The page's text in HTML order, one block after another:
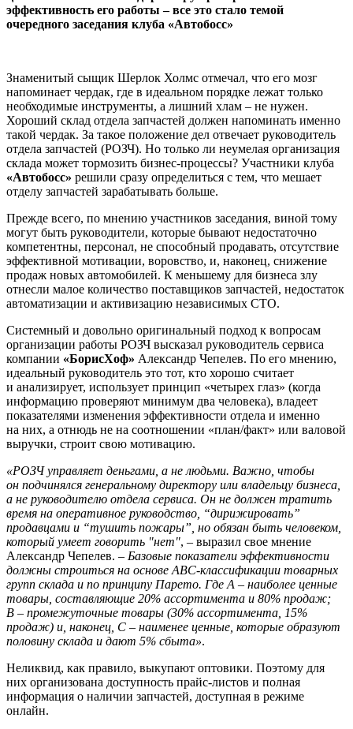
эффективность его работы – все это стало темой
очередного заседания клуба «Автобосс»
Знаменитый сыщик Шерлок Холмс отмечал, что его мозг
напоминает чердак, где в идеальном порядке лежат только
необходимые инструменты, а лишний хлам – не нужен.
Хороший склад отдела запчастей должен напоминать именно
такой чердак. За такое положение дел отвечает руководитель
отдела запчастей (РОЗЧ). Но только ли неумелая организация
склада может тормозить бизнес-процессы? Участники клуба
«Автобосс» решили сразу определиться с тем, что мешает
отделу запчастей зарабатывать больше.
Прежде всего, по мнению участников заседания, виной тому
могут быть руководители, которые бывают недостаточно
компетентны, персонал, не способный продавать, отсутствие
эффективной мотивации, воровство, и, наконец, снижение
продаж новых автомобилей. К меньшему для бизнеса злу
отнесли малое количество поставщиков запчастей, недостаток
автоматизации и активизацию независимых СТО.
Системный и довольно оригинальный подход к вопросам
организации работы РОЗЧ высказал руководитель сервиса
компании «БорисХоф» Александр Чепелев. По его мнению,
идеальный руководитель это тот, кто хорошо считает
и анализирует, использует принцип «четырех глаз» (когда
информацию проверяют минимум два человека), владеет
показателями изменения эффективности отдела и именно
на них, а отнюдь не на соотношении «план/факт» или валовой
выручки, строит свою мотивацию.
«РОЗЧ управляет деньгами, а не людьми. Важно, чтобы
он подчинялся генеральному директору или владельцу бизнеса,
а не руководителю отдела сервиса. Он не должен тратить
время на оперативное руководство, “дирижировать”
продавцами и “тушить пожары”, но обязан быть человеком,
который умеет говорить "нет", – выразил свое мнение
Александр Чепелев. – Базовые показатели эффективности
должны строиться на основе ABC-классификации товарных
групп склада и по принципу Парето. Где A – наиболее ценные
товары, составляющие 20% ассортимента и 80% продаж;
B – промежуточные товары (30% ассортимента, 15%
продаж) и, наконец, С – наименее ценные, которые образуют
половину склада и дают 5% сбыта».
Неликвид, как правило, выкупают оптовики. Поэтому для
них организована доступность прайс-листов и полная
информация о наличии запчастей, доступная в режиме
онлайн.